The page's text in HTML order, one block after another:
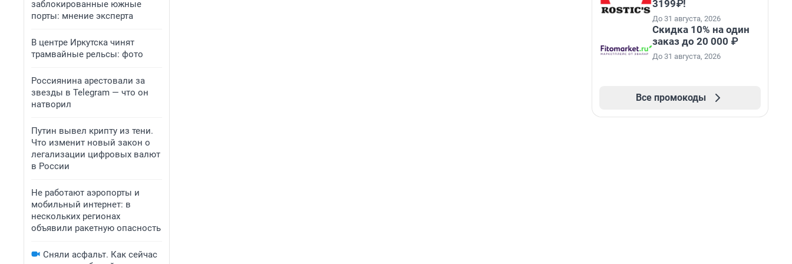
заблокированные южные
порты: мнение эксперта
В центре Иркутска чинят
трамвайные рельсы: фото
Россиянина арестовали за
звезды в Telegram — что он
натворил
Путин вывел крипту из тени.
Что изменит новый закон о
легализации цифровых валют
в России
Не работают аэропорты и
мобильный интернет: в
нескольких регионах
объявили ракетную опасность
Сняли асфальт. Как сейчас
3199₽!
До 31 августа, 2026
Скидка 10% на один
заказ до 20 000 ₽
До 31 августа, 2026
Все промокоды